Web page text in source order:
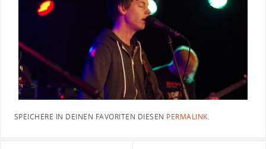
SPEICHERE IN DEINEN FAVORITEN DIESEN PERMALINK.